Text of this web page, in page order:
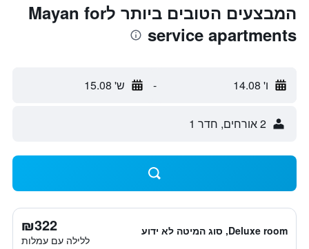
המבצעים הטובים ביותר לMayan for
service apartments
ו' 14.08 - ש' 15.08
2 אורחים, חדר 1
Deluxe room, סוג המיטה לא ידוע ₪322
ללילה עם עמלות